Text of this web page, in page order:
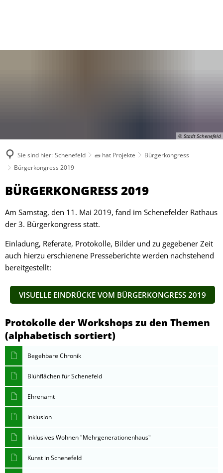
© Stadt Schenefeld
Sie sind hier: Schenefeld 🧱 hat Projekte
Bürgerkongress
Bürgerkongress 2019
Bürgerkongress
2019
BÜRGERKONGRESS 2019
Am Samstag, den 11. Mai 2019, fand im Schenefelder Rathaus
der 3. Bürgerkongress statt.
Einladung, Referate, Protokolle, Bilder und zu gegebener Zeit
auch hierzu erschienene Presseberichte werden nachstehend
bereitgestellt:
VISUELLE EINDRÜCKE VOM BÜRGERKONGRESS 2019
Protokolle der Workshops zu den Themen
(alphabetisch sortiert)
Begehbare Chronik
Blühflächen für Schenefeld
Ehrenamt
Inklusion
Inklusives Wohnen "Mehrgenerationenhaus"
Kunst in Schenefeld